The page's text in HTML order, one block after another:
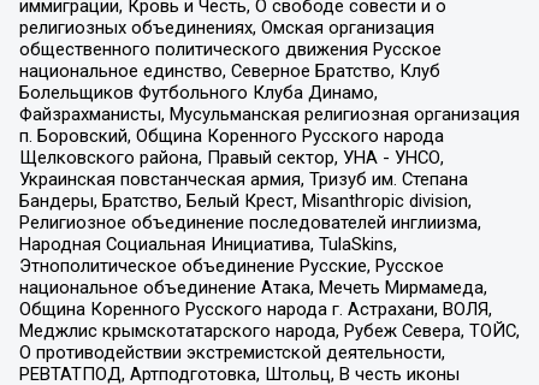
иммиграции, Кровь и Честь, О свободе совести и о
религиозных объединениях, Омская организация
общественного политического движения Русское
национальное единство, Северное Братство, Клуб
Болельщиков Футбольного Клуба Динамо,
Файзрахманисты, Мусульманская религиозная организация
п. Боровский, Община Коренного Русского народа
Щелковского района, Правый сектор, УНА - УНСО,
Украинская повстанческая армия, Тризуб им. Степана
Бандеры, Братство, Белый Крест, Misanthropic division,
Религиозное объединение последователей инглиизма,
Народная Социальная Инициатива, TulaSkins,
Этнополитическое объединение Русские, Русское
национальное объединение Атака, Мечеть Мирмамеда,
Община Коренного Русского народа г. Астрахани, ВОЛЯ,
Меджлис крымскотатарского народа, Рубеж Севера, ТОЙС,
О противодействии экстремистской деятельности,
РЕВТАТПОД, Артподготовка, Штольц, В честь иконы